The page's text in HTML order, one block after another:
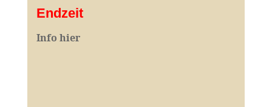
Endzeit
Info hier